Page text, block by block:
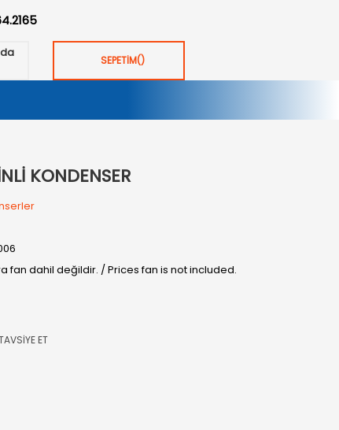
SEPETİM()
KONDENSER
fan dahil değildir. / Prices fan is not included.
ET